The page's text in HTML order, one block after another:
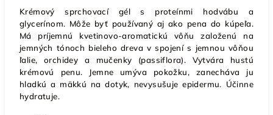
Krémový sprchovací gél s proteínmi hodvábu a
glycerínom. Môže byť používaný aj ako pena do kúpeľa.
Má príjemnú kvetinovo-aromatickú vôňu založenú na
jemných tónoch bieleho dreva v spojení s jemnou vôňou
ľalie, orchidey a mučenky (passiflora). Vytvára hustú
krémovú penu. Jemne umýva pokožku, zanecháva ju
hladkú a mäkkú na dotyk, nevysušuje epidermu. Účinne
hydratuje.